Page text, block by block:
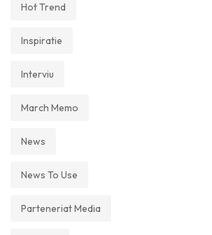
Hot Trend
Inspiratie
Interviu
March Memo
News
News To Use
Parteneriat Media